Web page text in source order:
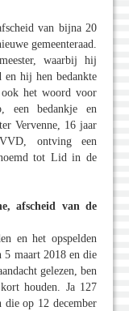
van bijna 20
gemeenteraad.
waarbij hij
en hij hen bedankte
ook het woord voor
een bedankje en
Vervenne, 16 jaar
ontving een
tot Lid in de
afscheid van de
en het opspelden
maart 2018 en die
gelezen, ben
houden. Ja 127
die op 12 december